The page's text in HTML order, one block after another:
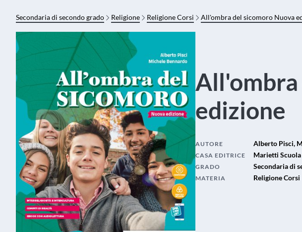
Secondaria di secondo grado Religione Religione Corsi All'ombra del sicomoro Nuova
All'ombra
edizione
AUTORE Alberto Pisci,
CASA EDITRICE Marietti Scuola
GRADO Secondaria di
MATERIA Religione Corsi